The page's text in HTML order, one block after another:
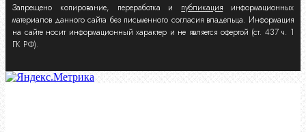
Запрещено копирование, переработка и публикация информационных
материалов данного сайта без письменного согласия владельца. Информация
на сайте носит информационный характер и не является офертой (ст. 437 ч. 1
ГК РФ).